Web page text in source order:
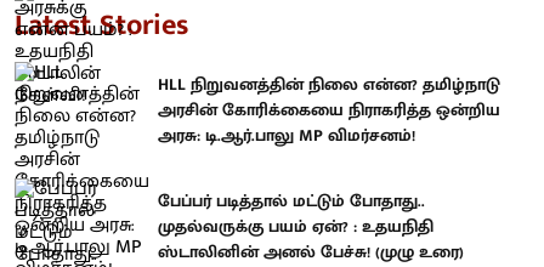
Latest Stories
HLL நிறுவனத்தின் நிலை என்ன? தமிழ்நாடு
அரசின் கோரிக்கையை நிராகரித்த ஒன்றிய
அரசு: டி.ஆர்.பாலு MP விமர்சனம்!
பேப்பர் படித்தால் மட்டும் போதாது..
முதல்வருக்கு பயம் ஏன்? : உதயநிதி
ஸ்டாலினின் அனல் பேச்சு! (முழு உரை)